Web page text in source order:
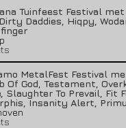
Tuinfeest Festival met
Daddies, Hiqpy,
MetalFest Festival
Of God, Testament,
Slaughter To Prevail, Fit
Insanity Alert,